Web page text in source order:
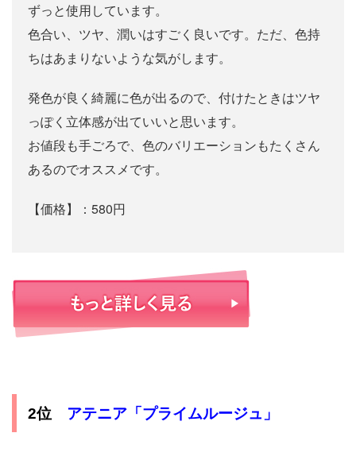
ずっと使用しています。
色合い、ツヤ、潤いはすごく良いです。ただ、色持
ちはあまりないような気がします。
発色が良く綺麗に色が出るので、付けたときはツヤ
っぽく立体感が出ていいと思います。
お値段も手ごろで、色のバリエーションもたくさん
あるのでオススメです。
【価格】：580円
2位 アテニア「プライムルージュ」